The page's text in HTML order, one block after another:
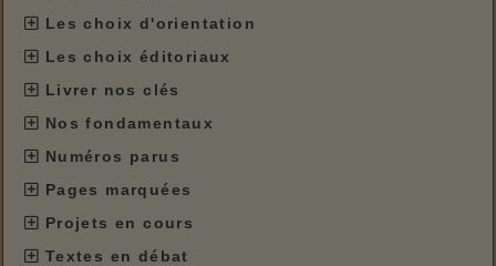
Les choix d'orientation
Les choix éditoriaux
Livrer nos clés
Nos fondamentaux
Numéros parus
Pages marquées
Projets en cours
Textes en débat